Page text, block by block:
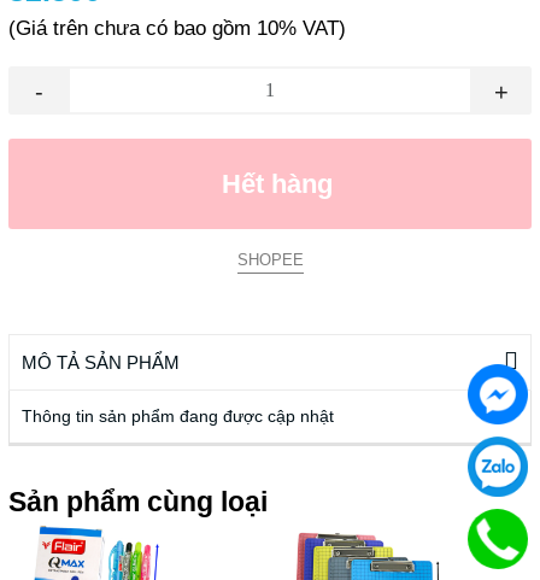
(Giá trên chưa có bao gồm 10% VAT)
- +
Hết hàng
SHOPEE
MÔ TẢ SẢN PHẨM
Thông tin sản phẩm đang được cập nhật
Sản phẩm cùng loại